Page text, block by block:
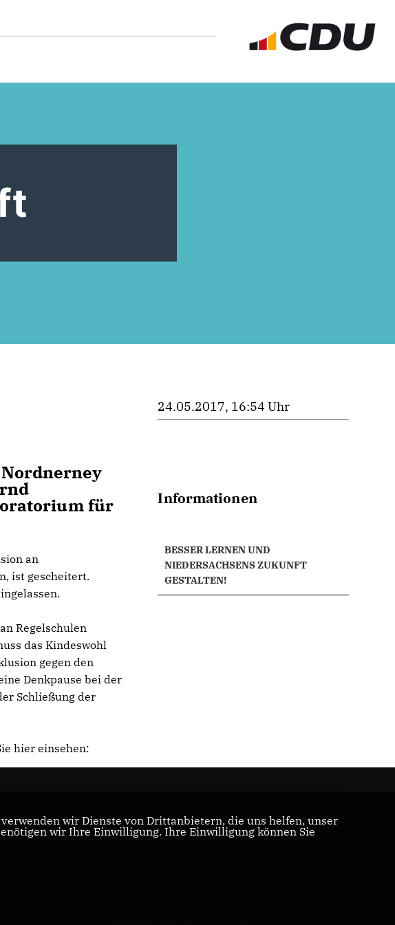
für
an
ist gescheitert.
Regelschulen
das Kindeswohl
gegen den
Denkpause bei der
Schließung der
hier einsehen:
24.05.2017, 16:54 Uhr
Informationen
BESSER LERNEN UND
NIEDERSACHSENS ZUKUNFT
GESTALTEN!
wir Dienste von Drittanbietern, die uns helfen, unser
wir Ihre Einwilligung. Ihre Einwilligung können Sie